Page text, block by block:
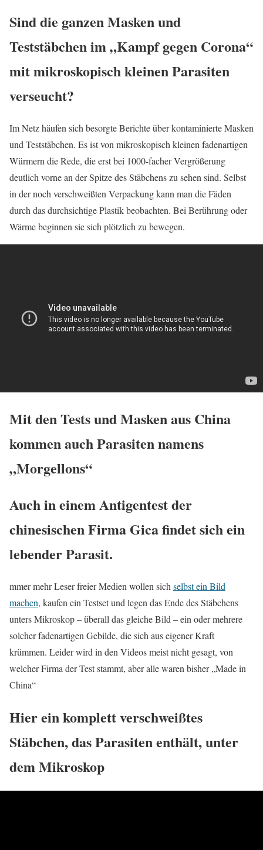
Sind die ganzen Masken und
Teststäbchen im „Kampf gegen Corona“
mit mikroskopisch kleinen Parasiten
verseucht?
Im Netz häufen sich besorgte Berichte über kontaminierte Masken
und Teststäbchen. Es ist von mikroskopisch kleinen fadenartigen
Würmern die Rede, die erst bei 1000-facher Vergrößerung
deutlich vorne an der Spitze des Stäbchens zu sehen sind. Selbst
in der noch verschweißten Verpackung kann man die Fäden
durch das durchsichtige Plastik beobachten. Bei Berührung oder
Wärme beginnen sie sich plötzlich zu bewegen.
Mit den Tests und Masken aus China
kommen auch Parasiten namens
„Morgellons“
Auch in einem Antigentest der
chinesischen Firma Gica findet sich ein
lebender Parasit.
mmer mehr Leser freier Medien wollen sich selbst ein Bild
machen, kaufen ein Testset und legen das Ende des Stäbchens
unters Mikroskop – überall das gleiche Bild – ein oder mehrere
solcher fadenartigen Gebilde, die sich aus eigener Kraft
krümmen. Leider wird in den Videos meist nicht gesagt, von
welcher Firma der Test stammt, aber alle waren bisher „Made in
China“
Hier ein komplett verschweißtes
Stäbchen, das Parasiten enthält, unter
dem Mikroskop